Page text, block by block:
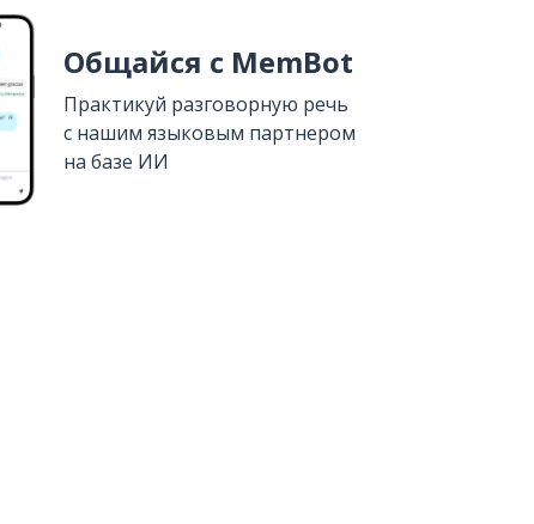
Общайся с MemBot
Практикуй разговорную речь
с нашим языковым партнером
на базе ИИ